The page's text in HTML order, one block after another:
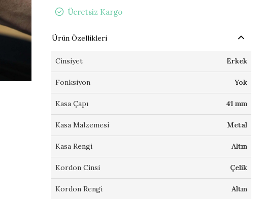
Ücretsiz Kargo
Ürün Özellikleri
Cinsiyet Erkek
Fonksiyon Yok
Kasa Çapı 41 mm
Kasa Malzemesi Metal
Kasa Rengi Altın
Kordon Cinsi Çelik
Kordon Rengi Altın